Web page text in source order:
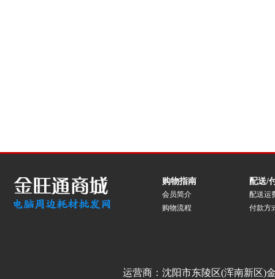
购物指南
会员简介
购物流程
配送/
配送运
付款方
运营商：沈阳市东陵区(浑南新区)